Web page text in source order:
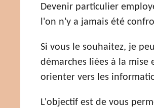
Devenir particulier
l'on n'y a jamais été
Si vous le souhaitez, je
démarches liées à la mise
orienter vers les
L'objectif est de vous